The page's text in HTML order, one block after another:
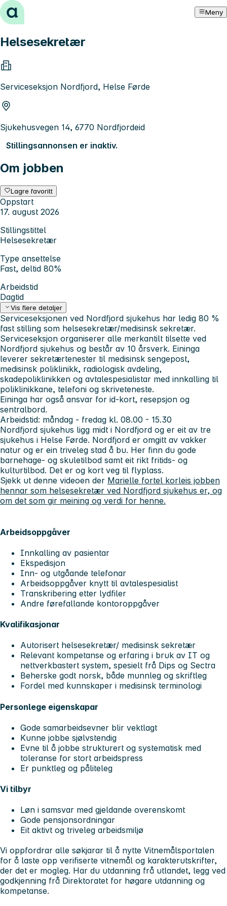
Hopp til innhold Meny
Helsesekretær
Serviceseksjon Nordfjord, Helse Førde
Sjukehusvegen 14, 6770 Nordfjordeid
Stillingsannonsen er inaktiv.
Om jobben
Lagre favoritt
Oppstart
17. august 2026
Stillingstittel
Helsesekretær
Type ansettelse
Fast, deltid 80%
Arbeidstid
Dagtid
Vis flere detaljer
Serviceseksjonen ved Nordfjord sjukehus har ledig 80 %
fast stilling som helsesekretær/medisinsk sekretær.
Serviceseksjon organiserer alle merkantilt tilsette ved
Nordfjord sjukehus og består av 10 årsverk. Eininga
leverer sekretærtenester til medisinsk sengepost,
medisinsk poliklinikk, radiologisk avdeling,
skadepoliklinikken og avtalespesialistar med innkalling til
poliklinikkane, telefoni og skriveteneste.
Eininga har også ansvar for id-kort, resepsjon og
sentralbord.
Arbeidstid: måndag - fredag kl. 08.00 - 15.30
Nordfjord sjukehus ligg midt i Nordfjord og er eit av tre
sjukehus i Helse Førde. Nordfjord er omgitt av vakker
natur og er ein triveleg stad å bu. Her finn du gode
barnehage- og skuletilbod samt eit rikt fritids- og
kulturtilbod. Det er og kort veg til flyplass.
Sjekk ut denne videoen der Marielle fortel korleis jobben
hennar som helsesekretær ved Nordfjord sjukehus er, og
om det som gir meining og verdi for henne.
Arbeidsoppgåver
Innkalling av pasientar
Ekspedisjon
Inn- og utgåande telefonar
Arbeidsoppgåver knytt til avtalespesialist
Transkribering etter lydfiler
Andre førefallande kontoroppgåver
Kvalifikasjonar
Autorisert helsesekretær/ medisinsk sekretær
Relevant kompetanse og erfaring i bruk av IT og
nettverkbastert system, spesielt frå Dips og Sectra
Beherske godt norsk, både munnleg og skriftleg
Fordel med kunnskaper i medisinsk terminologi
Personlege eigenskapar
Gode samarbeidsevner blir vektlagt
Kunne jobbe sjølvstendig
Evne til å jobbe strukturert og systematisk med
toleranse for stort arbeidspress
Er punktleg og påliteleg
Vi tilbyr
Løn i samsvar med gjeldande overenskomt
Gode pensjonsordningar
Eit aktivt og triveleg arbeidsmiljø
Vi oppfordrar alle søkjarar til å nytte Vitnemålsportalen
for å laste opp verifiserte vitnemål og karakterutskrifter,
der det er mogleg. Har du utdanning frå utlandet, legg ved
godkjenning frå Direktoratet for høgare utdanning og
kompetanse.